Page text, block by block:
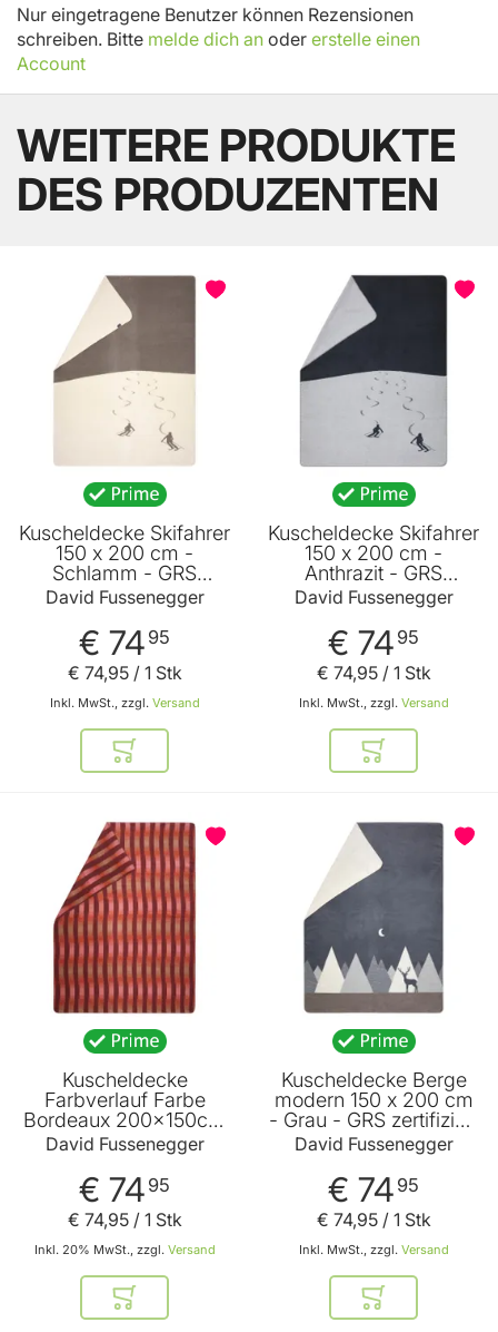
Nur eingetragene Benutzer können Rezensionen
schreiben. Bitte melde dich an oder erstelle einen
Account
WEITERE PRODUKTE
DES PRODUZENTEN
Kuscheldecke Skifahrer
150 x 200 cm -
Schlamm - GRS
zertifiziert - von David
Fussenegger
David Fussenegger
€ 74 95
Inkl. MwSt., zzgl. Versand
€ 74,95/ 1 Stk
In den Warenkorb
Kuscheldecke Skifahrer
150 x 200 cm -
Anthrazit - GRS
zertifiziert - von David
Fussenegger
David Fussenegger
€ 74 95
Inkl. MwSt., zzgl. Versand
€ 74,95/ 1 Stk
In den
Kuscheldecke
Farbverlauf Farbe
Bordeaux 200x150cm
von David
Fussenegger
David Fussenegger
€ 74 95
Inkl. 20% MwSt., zzgl. Versand
€ 74,95/ 1 Stk
In den Warenkorb
Kuscheldecke Berge
modern 150 x 200 cm
- Grau - GRS zertifiziert
- von David
Fussenegger
David Fussenegger
€ 74 95
Inkl. MwSt., zzgl. Versand
€ 74,95/ 1 Stk
In den